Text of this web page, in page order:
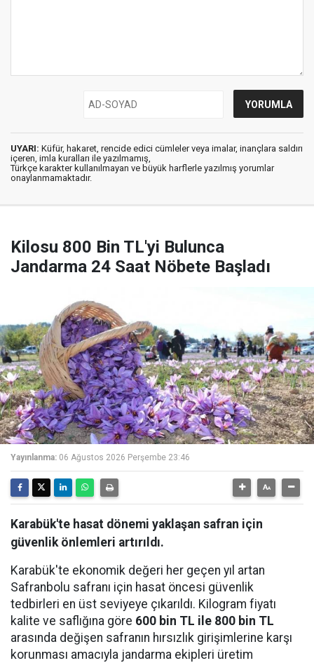
UYARI: Küfür, hakaret, rencide edici cümleler veya imalar, inançlara saldırı
içeren, imla kuralları ile yazılmamış,
Türkçe karakter kullanılmayan ve büyük harflerle yazılmış yorumlar
onaylanmamaktadır.
Kilosu 800 Bin TL'yi Bulunca
Jandarma 24 Saat Nöbete Başladı
Yayınlanma: 06 Ağustos 2026 Perşembe 23:46
Karabük'te hasat dönemi yaklaşan safran için
güvenlik önlemleri artırıldı.
Karabük'te ekonomik değeri her geçen yıl artan
Safranbolu safranı için hasat öncesi güvenlik
tedbirleri en üst seviyeye çıkarıldı. Kilogram fiyatı
kalite ve saflığına göre 600 bin TL ile 800 bin TL
arasında değişen safranın hırsızlık girişimlerine karşı
korunması amacıyla jandarma ekipleri üretim